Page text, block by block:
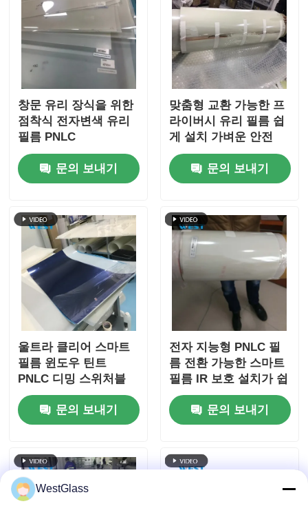
창문 유리 장식을 위한
점착식 전자변색 유리
필름 PNLC
문의 보내기
맞춤형 교환 가능한 프
라이버시 유리 필름 쉽
게 설치 가벼운 안전
문의 보내기
울트라 클리어 스마트
필름 윈도우 틴트
PNLC 디밍 스위처블
프라이버시 필름
문의 보내기
전자 지능형 PNLC 필
름 전환 가능한 스마트
필름 IR 보호 설치가 쉽
습니다.
문의 보내기
WestGlass